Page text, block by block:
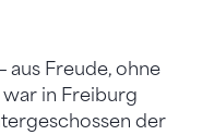
aus Freude, ohne
war in Freiburg
der